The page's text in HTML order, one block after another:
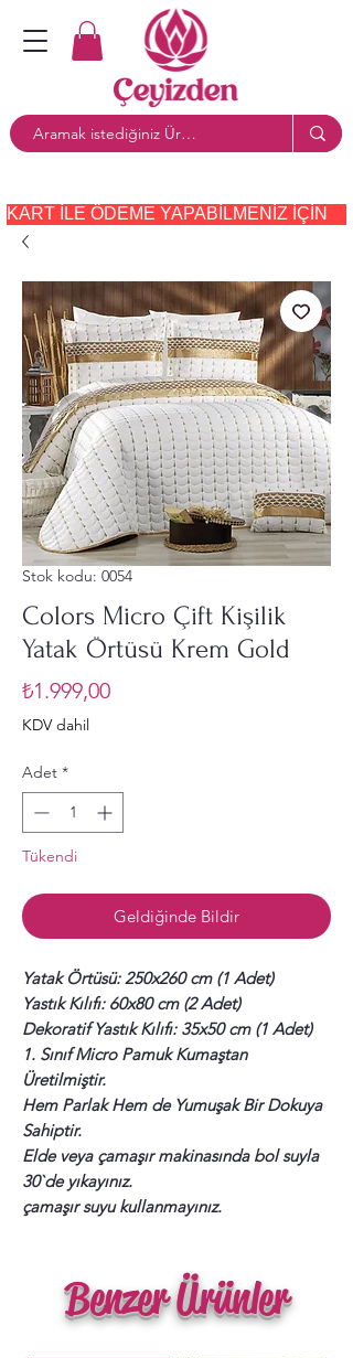
KART ILE ÖDEME YAPABILMENIZ IÇIN
Stok kodu: 0054
Colors Micro Çift Kişilik
Yatak Örtüsü Krem Gold
₺1.999,00Fiyat
KDV dahil
Adet *
Tükendi
Geldiğinde Bildir
Yatak Örtüsü: 250x260 cm (1 Adet)
Yastık Kılıfı: 60x80 cm (2 Adet)
Dekoratif Yastık Kılıfı: 35x50 cm (1 Adet)
1. Sınıf Micro Pamuk Kumaştan
Üretilmiştir.
Hem Parlak Hem de Yumuşak Bir Dokuya
Sahiptir.
Elde veya çamaşır makinasında bol suyla
30`de yıkayınız.
çamaşır suyu kullanmayınız.
Benzer Ürünler